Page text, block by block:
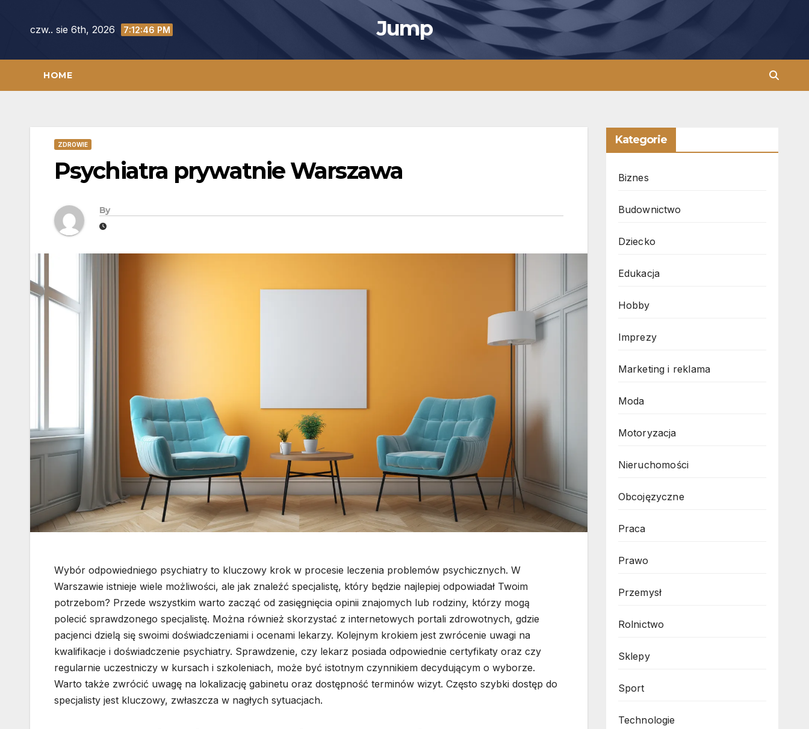
czw.. sie 6th, 2026 7:12:47 PM Jump
HOME
ZDROWIE
Psychiatra prywatnie Warszawa
By
Wybór odpowiedniego psychiatry to kluczowy krok w procesie leczenia problemów psychicznych. W
Warszawie istnieje wiele możliwości, ale jak znaleźć specjalistę, który będzie najlepiej odpowiadał Twoim
potrzebom? Przede wszystkim warto zacząć od zasięgnięcia opinii znajomych lub rodziny, którzy mogą
polecić sprawdzonego specjalistę. Można również skorzystać z internetowych portali zdrowotnych, gdzie
pacjenci dzielą się swoimi doświadczeniami i ocenami lekarzy. Kolejnym krokiem jest zwrócenie uwagi na
kwalifikacje i doświadczenie psychiatry. Sprawdzenie, czy lekarz posiada odpowiednie certyfikaty oraz czy
regularnie uczestniczy w kursach i szkoleniach, może być istotnym czynnikiem decydującym o wyborze.
Warto także zwrócić uwagę na lokalizację gabinetu oraz dostępność terminów wizyt. Często szybki dostęp do
specjalisty jest kluczowy, zwłaszcza w nagłych sytuacjach.
Kategorie
Biznes
Budownictwo
Dziecko
Edukacja
Hobby
Imprezy
Marketing i reklama
Moda
Motoryzacja
Nieruchomości
Obcojęzyczne
Praca
Prawo
Przemysł
Rolnictwo
Sklepy
Sport
Technologie